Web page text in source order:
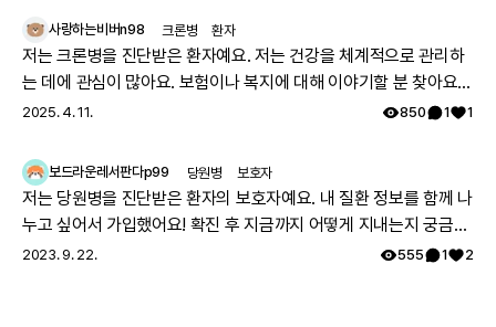
사랑하는비버n98 크론병 환자
저는 크론병을 진단받은 환자예요. 저는 건강을 체계적으로 관리하
는 데에 관심이 많아요. 보험이나 복지에 대해 이야기할 분 찾아요
👏🏻
2025. 4. 11. 850 1 1
보드라운레서판다p99 당원병 보호자
저는 당원병을 진단받은 환자의 보호자예요. 내 질환 정보를 함께 나
누고 싶어서 가입했어요! 확진 후 지금까지 어떻게 지내는지 궁금해
요 🔍
2023. 9. 22. 555 1 2